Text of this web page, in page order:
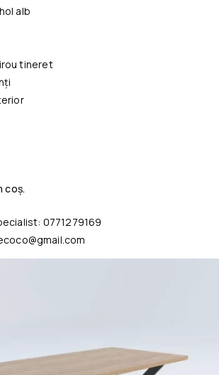
alb
tineret
coș.
0771279169